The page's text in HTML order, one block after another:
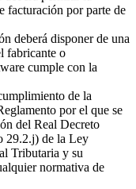
facturación por parte de
deberá disponer de una
fabricante o
cumple con la
de la
por el que se
del Real Decreto
29.2.j) de la Ley
Tributaria y su
normativa de